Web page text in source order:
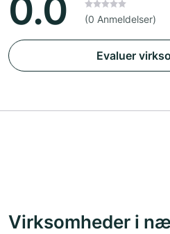
0.0 (0 Anmeldelser)
Evaluer
Virksomheder i